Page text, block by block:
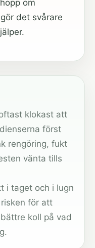
om
det svårare
klokast att
först
rengöring, fukt
vänta tills
i taget och i lugn
för att
koll på vad